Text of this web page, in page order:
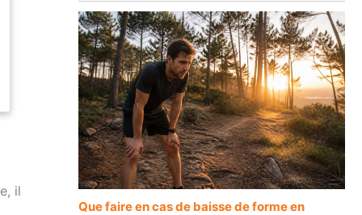
il
Que faire en cas de baisse de forme en